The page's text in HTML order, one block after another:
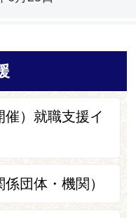
催）就職支援イ
団体・機関）